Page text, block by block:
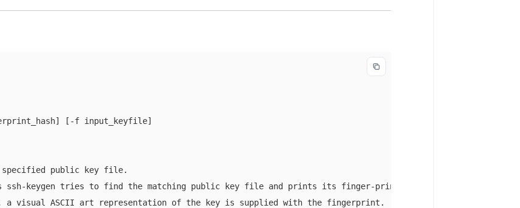
[-f input_keyfile]
public key file.
keygen tries to find the matching public key file and prints its finger-print.
a visual ASCII art representation of the key is supplied with the fingerprint.